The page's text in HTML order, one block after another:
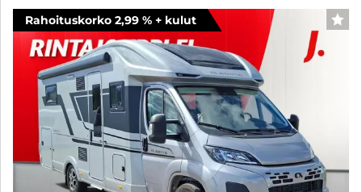
Rahoituskorko 2,99 % + kulut